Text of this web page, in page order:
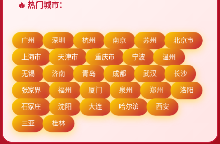
🔥 热门城市：
广州 深圳 杭州 南京 苏州 北京市
上海市 天津市 重庆市 宁波 温州
无锡 济南 青岛 成都 武汉 长沙
张家界 福州 厦门 泉州 郑州 洛阳
石家庄 沈阳 大连 哈尔滨 西安
三亚 桂林